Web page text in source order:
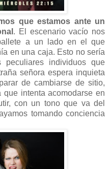
que estamos ante un
. El escenario vacío nos
a un lado en el que
en una caja. Esto no sería
individuos que
señora espera inquieta
de cambiarse de sitio,
que intenta acomodarse en
con un tono que va del
tomando conciencia